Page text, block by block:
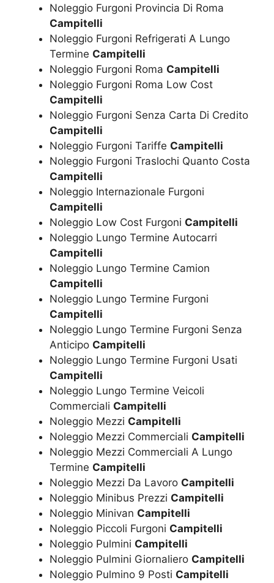
Noleggio Furgoni Provincia Di Roma
Campitelli
Noleggio Furgoni Refrigerati A Lungo
Termine Campitelli
Noleggio Furgoni Roma Campitelli
Noleggio Furgoni Roma Low Cost
Campitelli
Noleggio Furgoni Senza Carta Di Credito
Campitelli
Noleggio Furgoni Tariffe Campitelli
Noleggio Furgoni Traslochi Quanto Costa
Campitelli
Noleggio Internazionale Furgoni
Campitelli
Noleggio Low Cost Furgoni Campitelli
Noleggio Lungo Termine Autocarri
Campitelli
Noleggio Lungo Termine Camion
Campitelli
Noleggio Lungo Termine Furgoni
Campitelli
Noleggio Lungo Termine Furgoni Senza
Anticipo Campitelli
Noleggio Lungo Termine Furgoni Usati
Campitelli
Noleggio Lungo Termine Veicoli
Commerciali Campitelli
Noleggio Mezzi Campitelli
Noleggio Mezzi Commerciali Campitelli
Noleggio Mezzi Commerciali A Lungo
Termine Campitelli
Noleggio Mezzi Da Lavoro Campitelli
Noleggio Minibus Prezzi Campitelli
Noleggio Minivan Campitelli
Noleggio Piccoli Furgoni Campitelli
Noleggio Pulmini Campitelli
Noleggio Pulmini Giornaliero Campitelli
Noleggio Pulmino 9 Posti Campitelli